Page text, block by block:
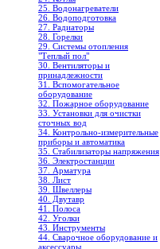
25. Водонагреватели
26. Водоподготовка
27. Радиаторы
28. Горелки
29. Системы отопления
"Теплый пол"
30. Вентиляторы и
принадлежности
31. Вспомогательное
оборудование
32. Пожарное оборудование
33. Установки для очистки
сточных вод
34. Контрольно-измерительные
приборы и автоматика
35. Стабилизаторы напряжения
36. Электростанции
37. Арматура
38. Лист
39. Швеллеры
40. Двутавр
41. Полоса
42. Уголки
43. Инструменты
44. Сварочное оборудование и
аксессуары